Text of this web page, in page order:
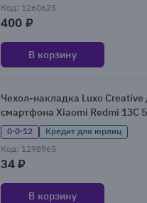
Код: 1260625
400 ₽
В корзину
Чехол-накладка Luxo Creative
смартфона Xiaomi Redmi 13C
5G, разноцветный
0·0·12
Кредит для юрлиц
Код: 1298965
34 ₽
В корзину